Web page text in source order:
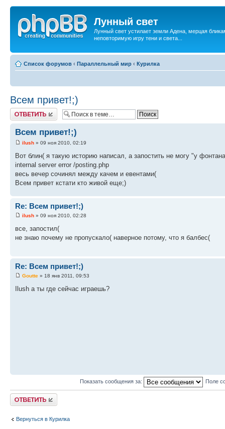
Лунный свет
Лунный свет устилает земли Адена, мерцая
неповторимую игру тени и света...
Список форумов ‹ Параллельный мир ‹ Курилка
Всем привет!;)
Ответить
Всем привет!;)
ilush » 09 ноя 2010, 02:19
Вот блин( я такую историю написал, а запостить не могу "у
internal server error /posting.php
весь вечер сочинял между качем и евентами(
Всем привет кстати кто живой еще;)
Re: Всем привет!;)
ilush » 09 ноя 2010, 02:28
все, запостил(
не знаю почему не пропускало( наверное потому, что я балбес(
Re: Всем привет!;)
Goutte » 18 янв 2011, 09:53
Ilush а ты где сейчас играешь?
Показать сообщения за: Поле
Ответить
Вернуться в Курилка